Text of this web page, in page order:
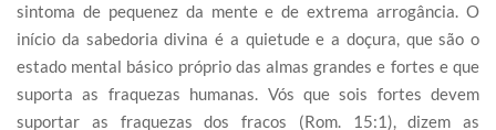
sintoma de pequenez da mente e de extrema arrogância. O
início da sabedoria divina é a quietude e a doçura, que são o
estado mental básico próprio das almas grandes e fortes e que
suporta as fraquezas humanas. Vós que sois fortes devem
suportar as fraquezas dos fracos (Rom. 15:1), dizem as